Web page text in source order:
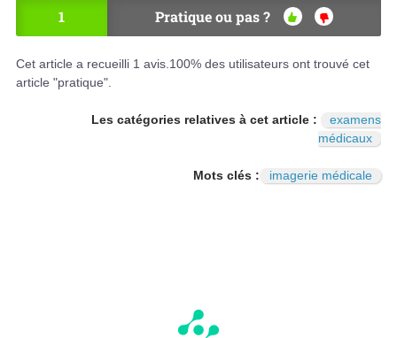
1 Pratique ou pas ?
OU
NO
N
Cet article a recueilli 1 avis. 100% des utilisateurs ont trouvé cet
article "pratique".
Les catégories relatives à cet article :
examens
médicaux
Mots clés : imagerie médicale